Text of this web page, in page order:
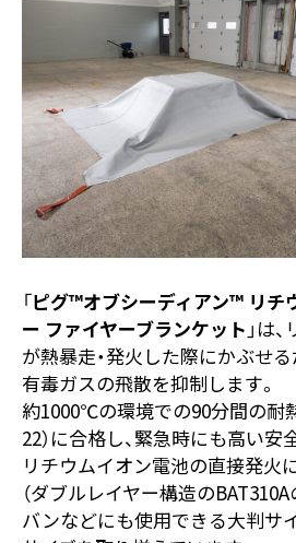
「ピグ™オブシーディアン™ リチ
ー ファイヤーブランケット 」は
が熱暴走・発火した際にかぶせる
有毒ガスの飛散を抑制します。
約1000℃の環境での90分間の耐
22）に合格し、緊急時にも高い安
リチウムイオン電池の直接発火
（ダブルレイヤー構造のBAT310A
バンなどにも使用できる大判サイ